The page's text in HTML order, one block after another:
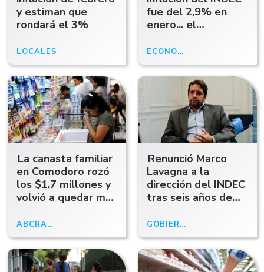
y estiman que
rondará el 3%
LOCALES
fue del 2,9% en
enero... el
otra cosa
ECONOMÍA
La canasta familiar
en Comodoro rozó
los $1,7 millones y
volvió a quedar muy
inflación oficial
ABCRADIO
Renunció Marco
Lavagna a la
dirección del INDEC
tras seis años de
GOBIERNO